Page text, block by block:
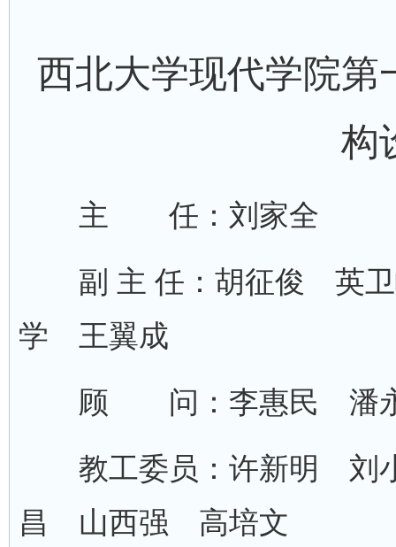
西北大学现代学院第
构
主 任：刘家全
副 主 任：胡征俊 英
学 王翼成
顾 问：李惠民 潘永
教工委员：许新明
昌 山西强 高培文